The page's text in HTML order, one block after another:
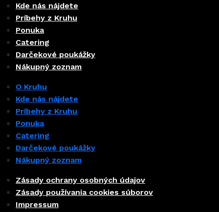
Kde nás nájdete
Príbehy z Kruhu
Ponuka
Catering
Darčekové poukážky
Nákupný zoznam
O Kruhu
Kde nás nájdete
Príbehy z Kruhu
Ponuka
Catering
Darčekové poukážky
Nákupný zoznam
Zásady ochrany osobných údajov
Zásady používania cookies súborov
Impressum